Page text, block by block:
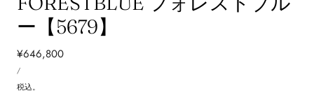
ー【5679】
通
常
価
¥646,800
単
価/あ
り
税込。